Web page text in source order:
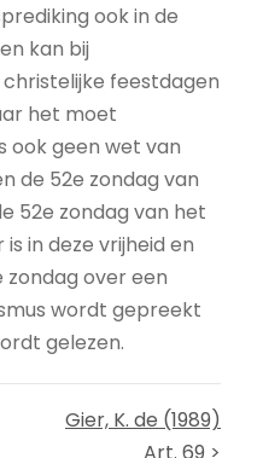
ook in de
kan bij
feestdagen
het moet
ook geen wet van
de 52e zondag van
52e zondag van het
in deze vrijheid en
over een
wordt gepreekt
gelezen.
Gier, K. de (1989)
Art. 69 >